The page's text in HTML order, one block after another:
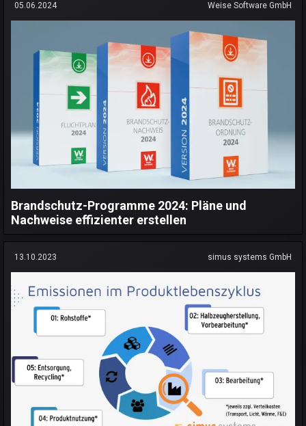
05.06.2024 Weise Software GmbH
Brandschutz-Programme 2024: Pläne und
Nachweise effizienter erstellen
13.10.2023 simus systems GmbH